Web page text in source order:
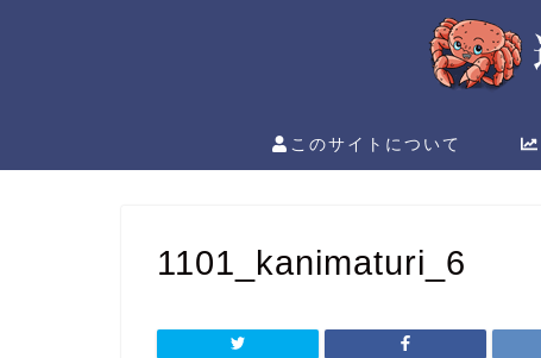
このサイトについて
1101_kanimaturi_6